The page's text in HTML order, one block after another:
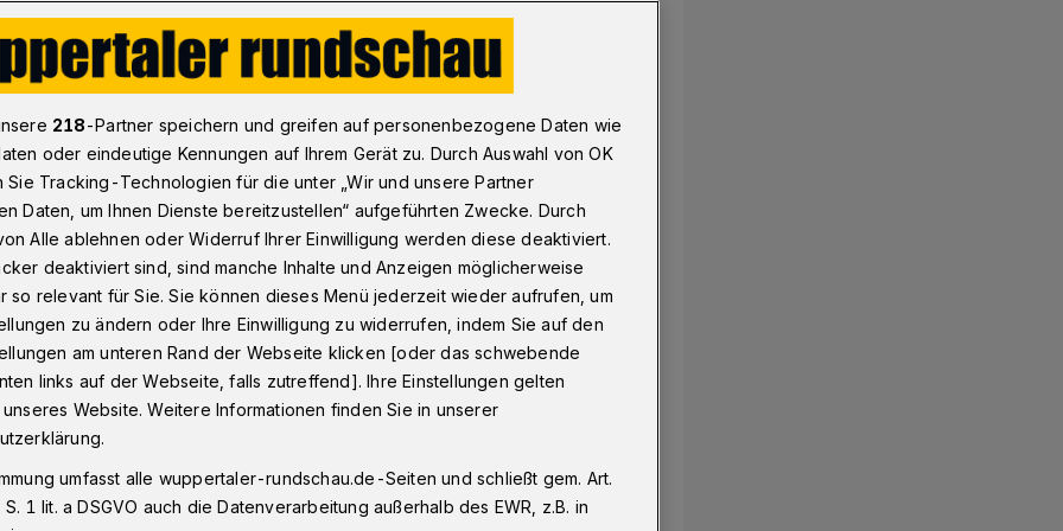
Interview mit der Wuppertaler Autorin Jacqueline V. Droullier
im Interview
entstehen
Jacqueline V. Droullier hat
und auf der Leipziger
arbeitet sie im Marketing bei
In ihrer Freizeit wandern ihre
mit Drachen und retten ein
218-Partner speichern und greifen auf personenbezogene Daten wie
oder eindeutige Kennungen auf Ihrem Gerät zu. Durch Auswahl von OK
Sie Tracking-Technologien für die unter „Wir und unsere Partner
Daten, um Ihnen Dienste bereitzustellen“ aufgeführten Zwecke. Durch
Alle ablehnen oder Widerruf Ihrer Einwilligung werden diese deaktiviert.
deaktiviert sind, sind manche Inhalte und Anzeigen möglicherweise
so relevant für Sie. Sie können dieses Menü jederzeit wieder aufrufen, um
zu ändern oder Ihre Einwilligung zu widerrufen, indem Sie auf den
am unteren Rand der Webseite klicken [oder das schwebende
links auf der Webseite, falls zutreffend]. Ihre Einstellungen gelten
Website. Weitere Informationen finden Sie in unserer
umfasst alle wuppertaler-rundschau.de-Seiten und schließt gem. Art.
1 lit. a DSGVO auch die Datenverarbeitung außerhalb des EWR, z.B. in